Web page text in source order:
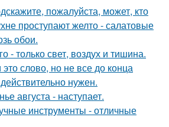
пожалуйста, может, кто
проступают желто - салатовые
обои.
- только свет, воздух и тишина.
слово, но не все до конца
нужен.
августа - наступает.
инструменты - отличные